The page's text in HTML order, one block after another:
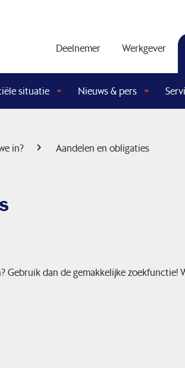
Deelnemer Werkgever
situatie Nieuws & pers
in? Aandelen en obligaties
dan de gemakkelijke zoekfunctie!